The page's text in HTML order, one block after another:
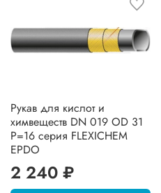
Рукав для кислот и
химвеществ DN 019 OD 31
P=16 серия FLEXICHEM
EPDO
2 240 ₽